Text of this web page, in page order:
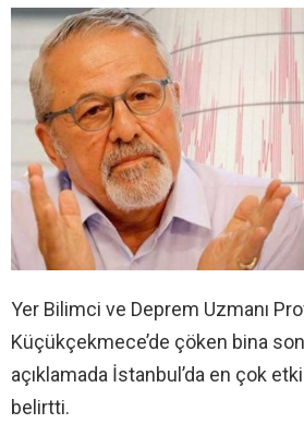
Yer Bilimci ve Deprem Uzmanı
Küçükçekmece’de çöken bina
açıklamada İstanbul’da en çok
belirtti.